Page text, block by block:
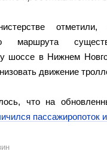
отметили,
маршрута
шоссе в Нижнем
движение
что на
пассажиропоток